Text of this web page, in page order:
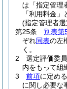
は「指定管理
「利用料金」
(指定管理者
第25条
別表第
ぞれ同表の左
く。
2
選定評価委
内をもって組
3
前項に定め
に関し必要な